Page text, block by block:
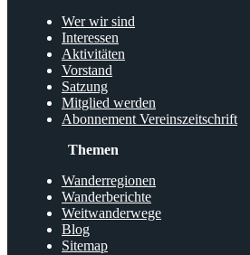
Wer wir sind
Interessen
Aktivitäten
Vorstand
Satzung
Mitglied werden
Abonnement Vereinszeitschrift
Themen
Wanderregionen
Wanderberichte
Weitwanderwege
Blog
Sitemap